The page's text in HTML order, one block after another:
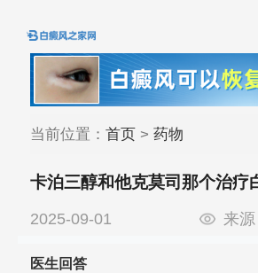
当前位置： 首页> 药物
卡泊三醇和他克莫司那个治疗
2025-09-01 来源
医生回答